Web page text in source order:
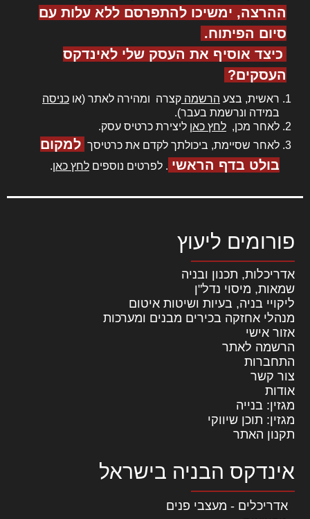
ההרצה, ימשיכו להתפרסם ללא עלות עם
סיום הפיתוח.
כיצד אוסיף את העסק שלי לאינדקס
העסקים?
ראשית, בצע הרשמה קצרה ומהירה לאתר (או כניסה
במידה ונרשמת בעבר).
לאחר מכן, לחץ כאן ליצירת כרטיס עסק.
לאחר שסיימת, ביכולתך לקדם את כרטיסך למקום
בולט בדף הראשי . לפרטים נוספים לחץ כאן.
פורומים ליעוץ
אדריכלות, תכנון ובניה
שמאות, מיסוי נדל"ן
ליקויי בניה, בעיות ושיטות איטום
מנהלי אחזקה בכירים מבנים ומערכות
אזור אישי
הרשמה לאתר
התחברות
צור קשר
אודות
מגזין: בנייה
מגזין: תוכן שיווקי
תקנון האתר
אינדקס הבניה בישראל
אדריכלים - מעצבי פנים